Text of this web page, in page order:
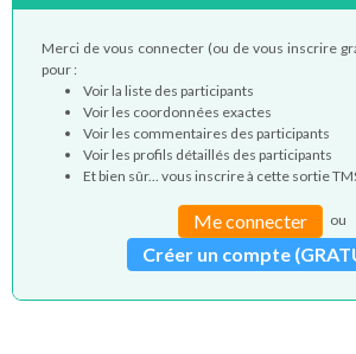
Merci de vous connecter (ou de vous inscrire
pour :
Voir la liste des participants
Voir les coordonnées exactes
Voir les commentaires des participants
Voir les profils détaillés des participants
Et bien sûr... vous inscrire à cette sortie
Me connecter ou
Créer un compte